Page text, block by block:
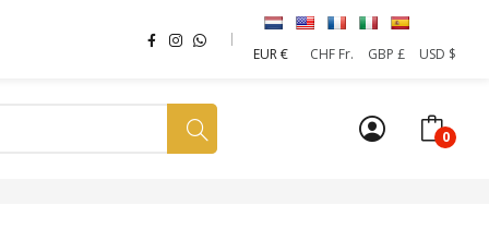
EUR €
CHF Fr. GBP £ USD $
0